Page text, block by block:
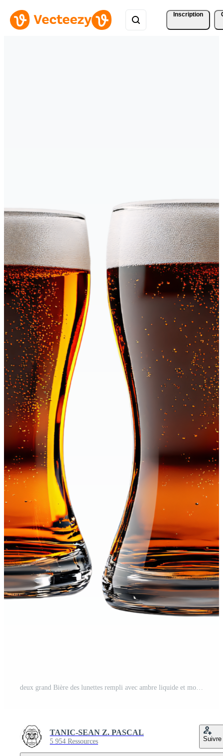
Inscription
deux grand Bière des lunettes rempli avec ambre liquide et mousseux hauts, pétillant avec la carbonatation, parfait pour rafraîchissant social rassemblements PNG Gratuit
TANIC-SEAN Z. PASCAL
5 954 Ressources Suivre